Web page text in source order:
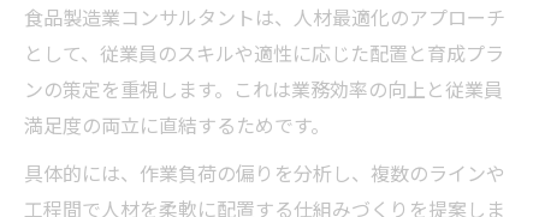
食品製造現場における柔軟な人事管理の実
践法
コンサルタント活用で進む食品製造業の人
食品製造業コンサルタント目線で見る多様
食品製造業コンサルタントは、人材最適化のアプローチ
として、従業員のスキルや適性に応じた配置と育成プラ
ンの策定を重視します。これは業務効率の向上と従業員
満足度の両立に直結するためです。
具体的には、作業負荷の偏りを分析し、複数のラインや
工程間で人材を柔軟に配置する仕組みづくりを提案しま